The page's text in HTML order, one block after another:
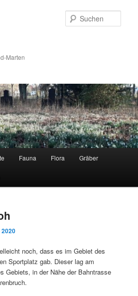
Marten
Fauna Flora Gräber
noch, dass es im Gebiet des
Sportplatz gab. Dieser lag am
Gebiets, in der Nähe der Bahntrasse